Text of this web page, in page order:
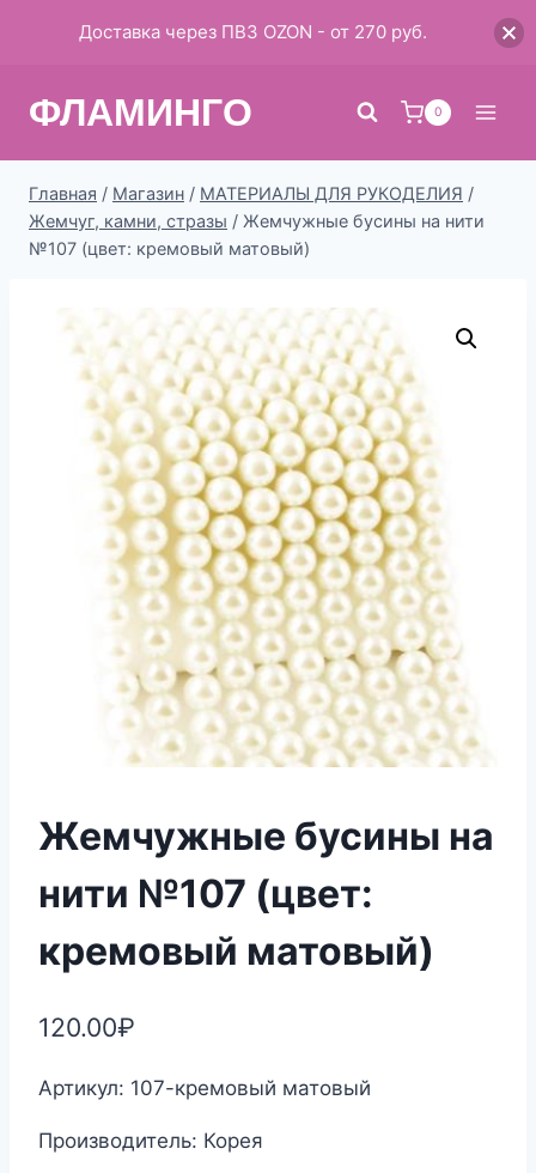
ФЛАМИНГО 0
Главная / Магазин / МАТЕРИАЛЫ ДЛЯ РУКОДЕЛИЯ /
Жемчуг, камни, стразы / Жемчужные бусины на нити
№107 (цвет: кремовый матовый)
Жемчужные бусины на
нити №107 (цвет:
кремовый матовый)
120.00₽
Артикул: 107-кремовый матовый
Производитель: Корея
Доставка через ПВЗ OZON - от 270 руб.